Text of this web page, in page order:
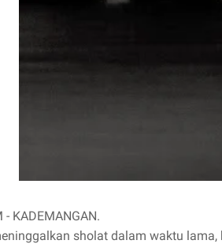
- KADEMANGAN.
sholat dalam waktu